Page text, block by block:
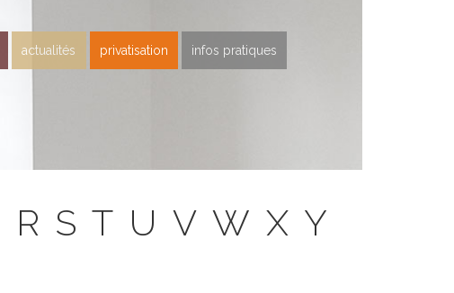
actualités privatisation infos pratiques
R S T U V W X Y